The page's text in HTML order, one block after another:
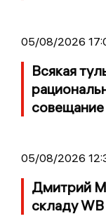
05/08/2026
Всякая
совещание
05/08/2026
Дмитрий
складу